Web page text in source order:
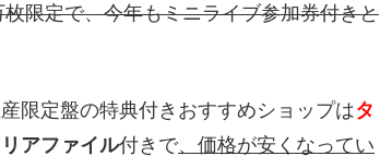
限定で、今年もミニライブ参加券付きと
限定盤の特典付きおすすめショップはタ
アファイル付きで、価格が安くなってい